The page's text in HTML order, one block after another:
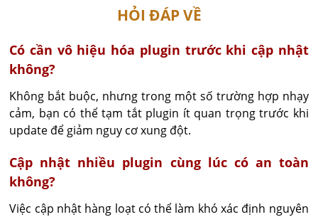
HỎI ĐÁP VỀ
Có cần vô hiệu hóa plugin trước khi cập nhật
không?
Không bắt buộc, nhưng trong một số trường hợp nhạy
cảm, bạn có thể tạm tắt plugin ít quan trọng trước khi
update để giảm nguy cơ xung đột.
Cập nhật nhiều plugin cùng lúc có an toàn
không?
Việc cập nhật hàng loạt có thể làm khó xác định nguyên